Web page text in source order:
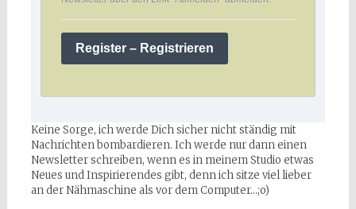
Register – Registrieren
Keine Sorge, ich werde Dich sicher nicht ständig mit
Nachrichten bombardieren. Ich werde nur dann einen
Newsletter schreiben, wenn es in meinem Studio etwas
Neues und Inspirierendes gibt, denn ich sitze viel lieber
an der Nähmaschine als vor dem Computer…;o)